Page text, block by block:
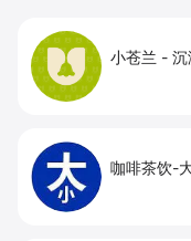
小苍兰 - 沉
咖啡茶饮-